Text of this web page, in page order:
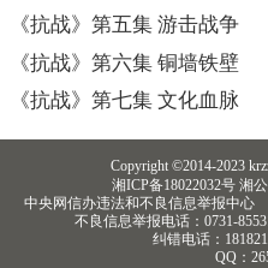
《抗战》第五集 游击战争
《抗战》第六集 铜墙铁壁
《抗战》第七集 文化血脉
Copyright ©2014-2023
湘ICP备18022032号 湘
中央网信办违法和不良信息举报中心
不良信息举报电话：0731-
纠错电话：
QQ：